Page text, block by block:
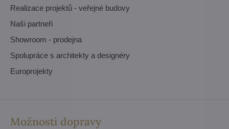
Realizace projektů - veřejné budovy
Naši partneři
Showroom - prodejna
Spolupráce s architekty a designéry
Europrojekty
Možnosti dopravy